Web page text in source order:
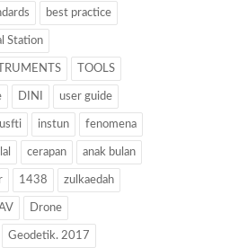
best practice
Station
TOOLS
DINI user guide
instun fenomena
cerapan anak bulan
1438 zulkaedah
Drone
Geodetik. 2017